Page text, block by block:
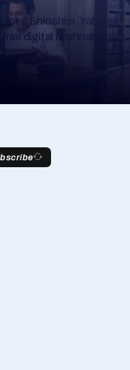
a Shloshim, Yahrzeit
digital Mishnah chart